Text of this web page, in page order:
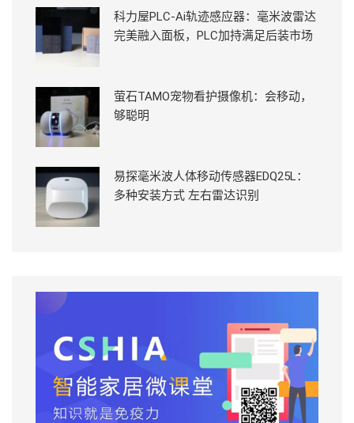
科力屋PLC-Ai轨迹感应器：毫米波雷达
完美融入面板，PLC加持满足后装市场
萤石TAMO宠物看护摄像机：会移动，
够聪明
易探毫米波人体移动传感器EDQ25L：
多种安装方式 左右雷达识别